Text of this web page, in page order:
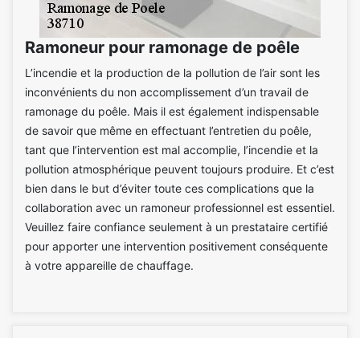
Ramoneur pour ramonage de poêle
L’incendie et la production de la pollution de l’air sont les
inconvénients du non accomplissement d’un travail de
ramonage du poêle. Mais il est également indispensable
de savoir que même en effectuant l’entretien du poêle,
tant que l’intervention est mal accomplie, l’incendie et la
pollution atmosphérique peuvent toujours produire. Et c’est
bien dans le but d’éviter toute ces complications que la
collaboration avec un ramoneur professionnel est essentiel.
Veuillez faire confiance seulement à un prestataire certifié
pour apporter une intervention positivement conséquente
à votre appareille de chauffage.